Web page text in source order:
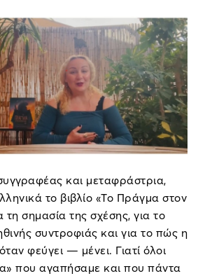
και μεταφράστρια,
το βιβλίο «Το Πράγμα στον
τη σημασία της σχέσης, για το
συντροφιάς και για το πώς η
φεύγει — μένει. Γιατί όλοι
που αγαπήσαμε και που πάντα